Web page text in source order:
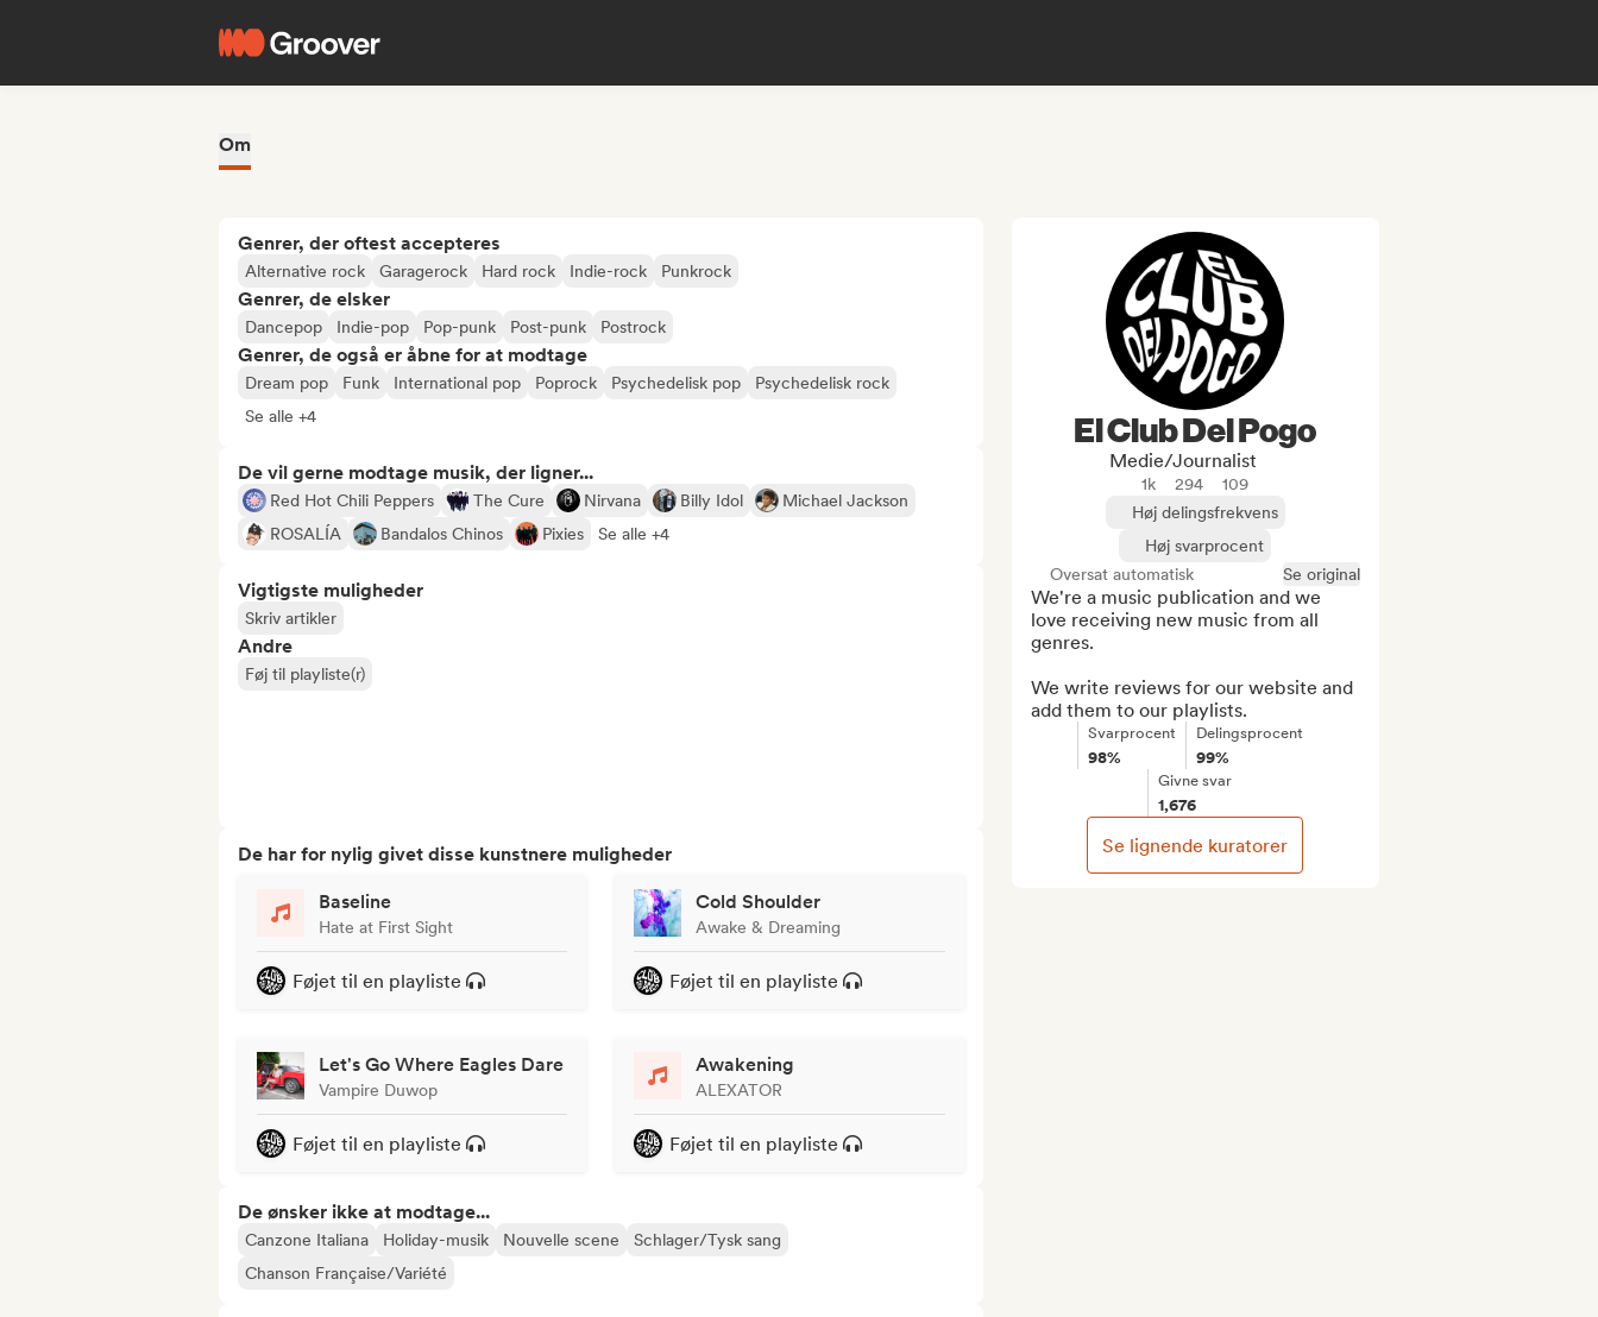
Om
Genrer, der oftest accepteres
Alternative rock Garagerock Hard rock Indie-rock Punkrock
Genrer, de elsker
Dancepop Indie-pop Pop-punk Post-punk Postrock
Genrer, de også er åbne for at modtage
Dream pop Funk International pop Poprock Psychedelisk pop
Psychedelisk rock
Se alle +4
De vil gerne modtage musik, der ligner...
Red Hot Chili Peppers The Cure Nirvana Billy Idol
Michael Jackson
ROSALÍA
Bandalos Chinos Pixies Se alle +4
Vigtigste muligheder
Skriv artikler
Andre
Føj til playliste(r)
De har for nylig givet disse kunstnere muligheder
Baseline
Hate at First Sight
Føjet til en playliste
Cold Shoulder
Awake & Dreaming
Føjet til en playliste
Let's Go Where Eagles Dare
Vampire Duwop
Føjet til en playliste
Awakening
ALEXATOR
Føjet til en playliste
De ønsker ikke at modtage...
Canzone Italiana Holiday-musik Nouvelle scene
Schlager/Tysk sang
Chanson Française/Variété
El Club Del Pogo
Medie/journalist
1k 294
109
Høj delingsfrekvens
Høj svarprocent
Oversat automatisk
Se original
We're a music publication and we
love receiving new music from all
genres.
We write reviews for our website and
add them to our playlists.
Svarprocent
98%
Delingsprocent
99%
Givne svar
1,676
Se lignende kuratorer